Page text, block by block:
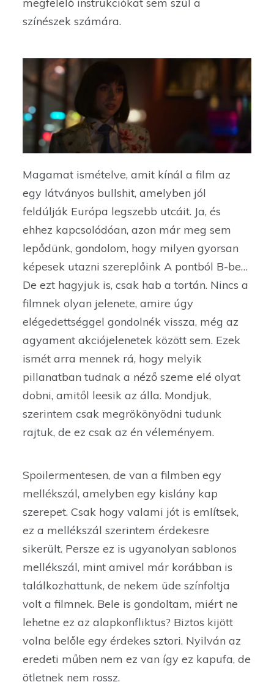
színészek számára.
Magamat ismételve, amit kínál a film az
egy látványos bullshit, amelyben jól
feldúlják Európa legszebb utcáit. Ja, és
ehhez kapcsolódóan, azon már meg sem
lepődünk, gondolom, hogy milyen gyorsan
képesek utazni szereplőink A pontból B-be…
De ezt hagyjuk is, csak hab a tortán. Nincs a
filmnek olyan jelenete, amire úgy
elégedettséggel gondolnék vissza, még az
agyament akciójelenetek között sem. Ezek
ismét arra mennek rá, hogy melyik
pillanatban tudnak a néző szeme elé olyat
dobni, amitől leesik az álla. Mondjuk,
szerintem csak megrökönyödni tudunk
rajtuk, de ez csak az én véleményem.
Spoilermentesen, de van a filmben egy
mellékszál, amelyben egy kislány kap
szerepet. Csak hogy valami jót is említsek,
ez a mellékszál szerintem érdekesre
sikerült. Persze ez is ugyanolyan sablonos
mellékszál, mint amivel már korábban is
találkozhattunk, de nekem üde színfoltja
volt a filmnek. Bele is gondoltam, miért ne
lehetne ez az alapkonfliktus? Biztos kijött
volna belőle egy érdekes sztori. Nyilván az
eredeti műben nem ez van így ez kapufa, de
ötletnek nem rossz.